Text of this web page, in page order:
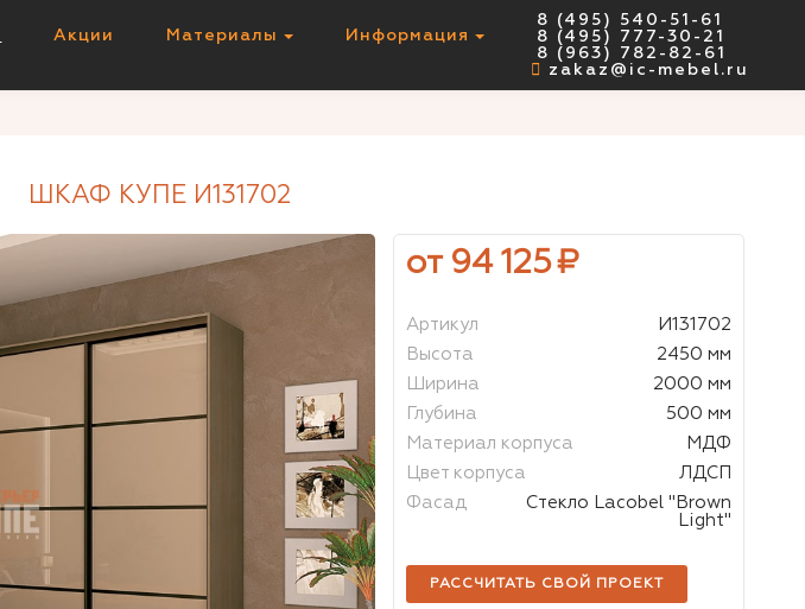
Акции Материалы Информация
8 (495) 540-51-61
8 (495) 777-30-21
8 (963) 782-82-61
zakaz@ic-mebel.ru
ШКАФ КУПЕ И131702
от 94 125₽
Артикул
И131702
Высота
2450 мм
Ширина
2000 мм
Глубина
500 мм
Материал корпуса
МДФ
Цвет корпуса
ЛДСП
Фасад
Стекло Lacobel "Brown
Light"
РАССЧИТАТЬ СВОЙ ПРОЕКТ